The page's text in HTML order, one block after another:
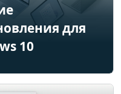
для
10